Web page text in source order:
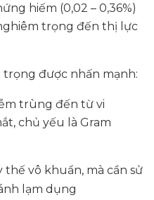
hiếm (0,02 – 0,36%)
trọng đến thị lực
được nhấn mạnh:
trùng đến từ vi
chủ yếu là Gram
thế vô khuẩn, mà cần sử
lạm dụng